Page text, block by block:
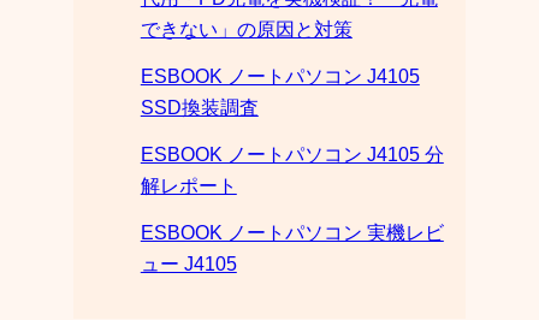
できない」の原因と対策
ESBOOK ノートパソコン J4105
SSD換装調査
ESBOOK ノートパソコン J4105 分
解レポート
ESBOOK ノートパソコン 実機レビ
ュー J4105